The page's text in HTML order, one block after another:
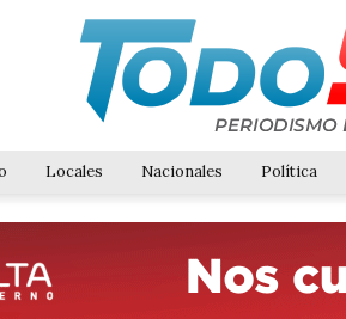
Locales Nacionales Política